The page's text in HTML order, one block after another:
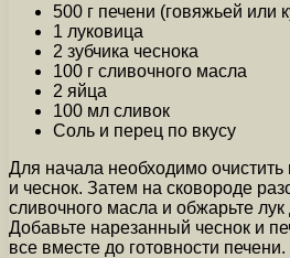
500 г печени (говяжьей или
1 луковица
2 зубчика чеснока
100 г сливочного масла
2 яйца
100 мл сливок
Соль и перец по вкусу
Для начала необходимо очистить
и чеснок. Затем на сковороде
сливочного масла и обжарьте лук
Добавьте нарезанный чеснок и
все вместе до готовности печени.